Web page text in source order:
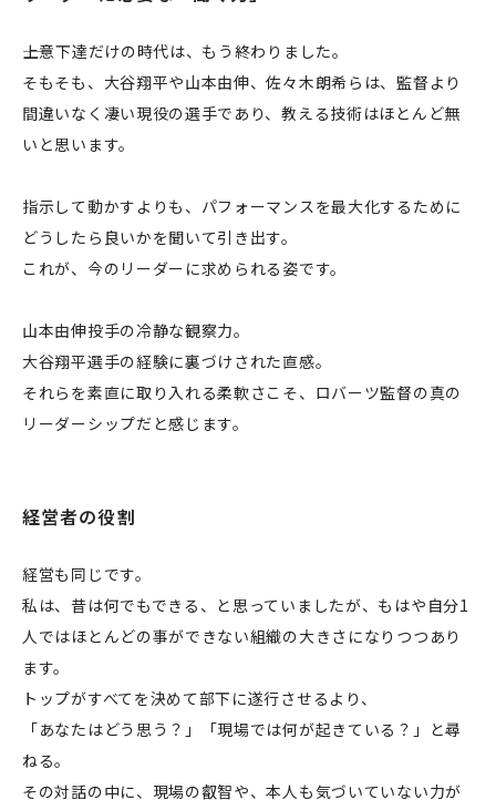
――上意下達だけの時代は、もう終わりました。
そもそも、大谷翔平や山本由伸、佐々木朗希らは、監督より
間違いなく凄い現役の選手であり、教える技術はほとんど無
いと思います。
指示して動かすよりも、パフォーマンスを最大化するために
どうしたら良いかを聞いて引き出す。
これが、今のリーダーに求められる姿です。
山本由伸投手の冷静な観察力。
大谷翔平選手の経験に裏づけされた直感。
それらを素直に取り入れる柔軟さこそ、ロバーツ監督の真の
リーダーシップだと感じます。
経営者の役割
経営も同じです。
私は、昔は何でもできる、と思っていましたが、もはや自分1
人ではほとんどの事ができない組織の大きさになりつつあり
ます。
トップがすべてを決めて部下に遂行させるより、
「あなたはどう思う？」「現場では何が起きている？」と尋
ねる。
その対話の中に、現場の叡智や、本人も気づいていない力が